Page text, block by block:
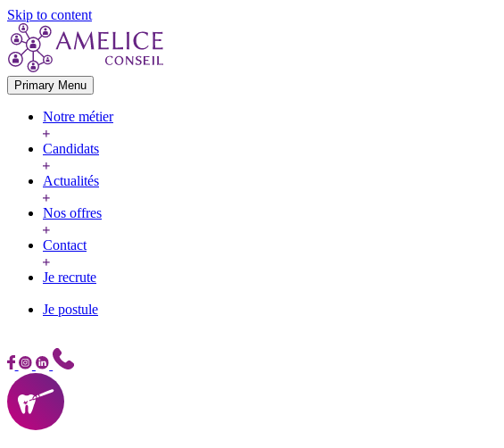
Skip to content
Primary Menu
Notre métier
Candidats
Actualités
Nos offres
Contact
Je recrute
Je postule